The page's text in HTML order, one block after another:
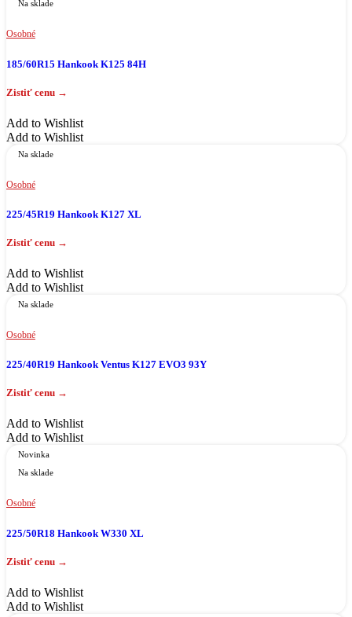
Na sklade
Osobné
185/60R15 Hankook K125 84H
Add to Wishlist
Add to Wishlist
Na sklade
Osobné
225/45R19 Hankook K127 XL
Add to Wishlist
Add to Wishlist
Na sklade
Osobné
225/40R19 Hankook Ventus K127 EVO3 93Y
Add to Wishlist
Add to Wishlist
Novinka
Na sklade
Osobné
225/50R18 Hankook W330 XL
Add to Wishlist
Add to Wishlist